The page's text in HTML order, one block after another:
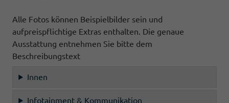
Alle Fotos können Beispielbilder sein und
aufpreispflichtige Extras enthalten. Die genaue
Ausstattung entnehmen Sie bitte dem
Beschreibungstext
Innen
Infotainment & Kommunikation